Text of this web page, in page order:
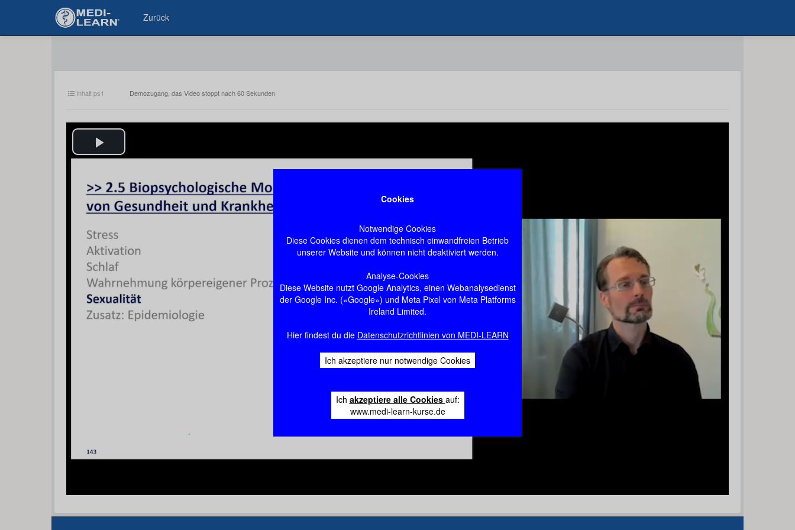
Cookies
Notwendige Cookies
Diese Cookies dienen dem technisch einwandfreien Betrieb
unserer Website und können nicht deaktiviert werden.
Analyse-Cookies
Diese Website nutzt Google Analytics, einen Webanalysedienst
der Google Inc. («Google») und Meta Pixel von Meta Platforms
Ireland Limited.
Hier findest du die Datenschutzrichtlinien von MEDI-LEARN
Ich akzeptiere nur notwendige Cookies
Ich akzeptiere alle Cookies auf:
www.medi-learn-kurse.de
Zurück
Inhalt ps1 Demozugang, das Video stoppt nach 60 Sekunden
Play
Video